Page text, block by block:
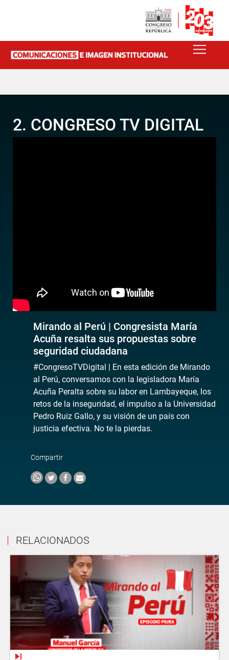
2. CONGRESO TV DIGITAL
Mirando al Perú | Congresista María
Acuña resalta sus propuestas sobre
seguridad ciudadana
#CongresoTVDigital | En esta edición de Mirando
al Perú, conversamos con la legisladora María
Acuña Peralta sobre su labor en Lambayeque, los
retos de la inseguridad, el impulso a la Universidad
Pedro Ruiz Gallo, y su visión de un país con
justicia efectiva. No te la pierdas.
Compartir
RELACIONADOS